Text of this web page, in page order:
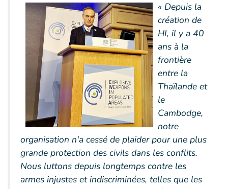
« Depuis la
création de
HI, il y a 40
ans à la
frontière
entre la
Thaïlande et
le
Cambodge,
notre
organisation n'a cessé de plaider pour une plus
grande protection des civils dans les conflits.
Nous luttons depuis longtemps contre les
armes injustes et indiscriminées, telles que les